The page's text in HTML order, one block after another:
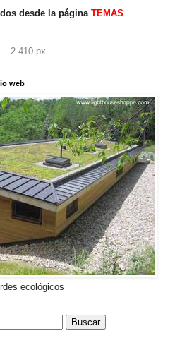
desde la página TEMAS.
2.410 px
web
ecológicos